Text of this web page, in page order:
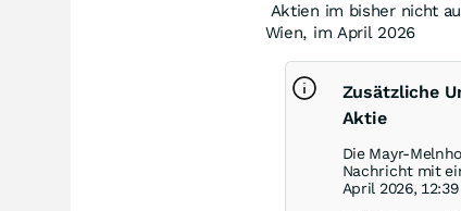
Aktien im bisher nicht
Wien, im April 2026
Zusätzliche
Aktie
Die Mayr-
Nachricht mit
April 2026,